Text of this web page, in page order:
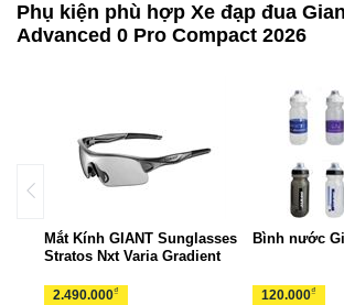
Phụ kiện phù hợp Xe đạp đua
Advanced 0 Pro Compact 2026
Mắt Kính GIANT Sunglasses
Stratos Nxt Varia Gradient
2.490.000₫
Bình nước
120.000₫